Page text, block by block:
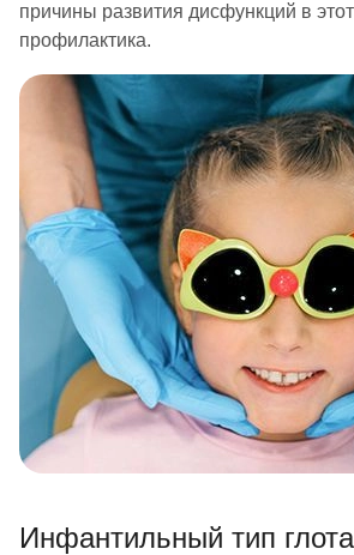
причины развития дисфункций в
профилактика.
Инфантильный тип